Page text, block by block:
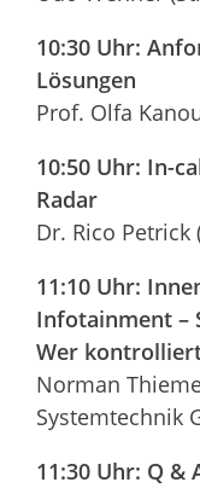
10:30 Uhr:
Lösungen
Prof. Olfa
10:50 Uhr: In-
Radar
Dr. Rico Petrick
11:10 Uhr:
Infotainment –
Wer
Norman
Systemtechnik
11:30 Uhr: Q &